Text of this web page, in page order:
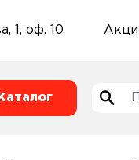
1, оф. 10
Каталог